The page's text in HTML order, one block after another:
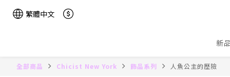
繁體中文
新
全部商品 Chicist New York 飾品系列 人魚公主的歷險